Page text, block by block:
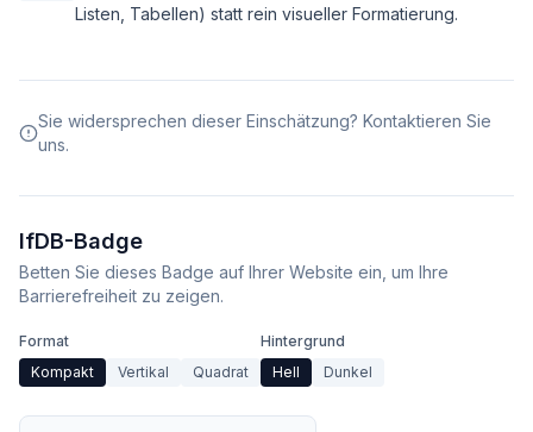
Listen, Tabellen) statt rein visueller Formatierung.
Sie widersprechen dieser Einschätzung? Kontaktieren Sie
uns.
IfDB-Badge
Betten Sie dieses Badge auf Ihrer Website ein, um Ihre
Barrierefreiheit zu zeigen.
Format
Kompakt
Vertikal Quadrat
Hintergrund
Hell
Dunkel